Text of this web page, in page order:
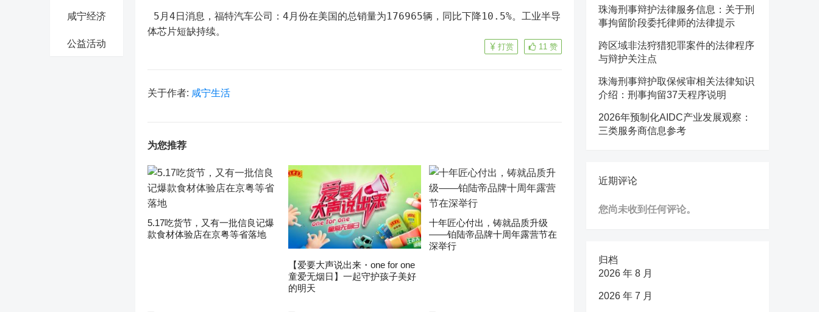
咸宁经济
公益活动
体芯片短缺持续。
11 赞
打赏
关于作者: 咸宁生活
为您推荐
5.17吃货节，又有一批信良记爆
款食材体验店在京粤等省落地
【爱要大声说出来・one for one
童爱无烟日】一起守护孩子美好
的明天
十年匠心付出，铸就品质升级
——铂陆帝品牌十周年露营节在
深举行
珠海刑事辩护法律服务信息：关于刑
事拘留阶段委托律师的法律提示
跨区域非法狩猎犯罪案件的法律程序
与辩护关注点
珠海刑事辩护取保候审相关法律知识
介绍：刑事拘留37天程序说明
2026年预制化AIDC产业发展观察：
三类服务商信息参考
近期评论
您尚未收到任何评论。
归档
2026 年 8 月
2026 年 7 月